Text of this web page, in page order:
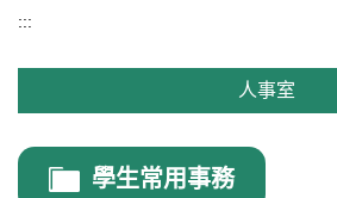
:::
人事室
人事室
學生常用事務